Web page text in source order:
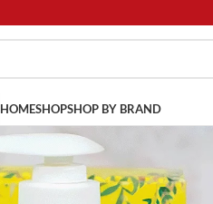
HOMESHOPSHOP BY BRAND